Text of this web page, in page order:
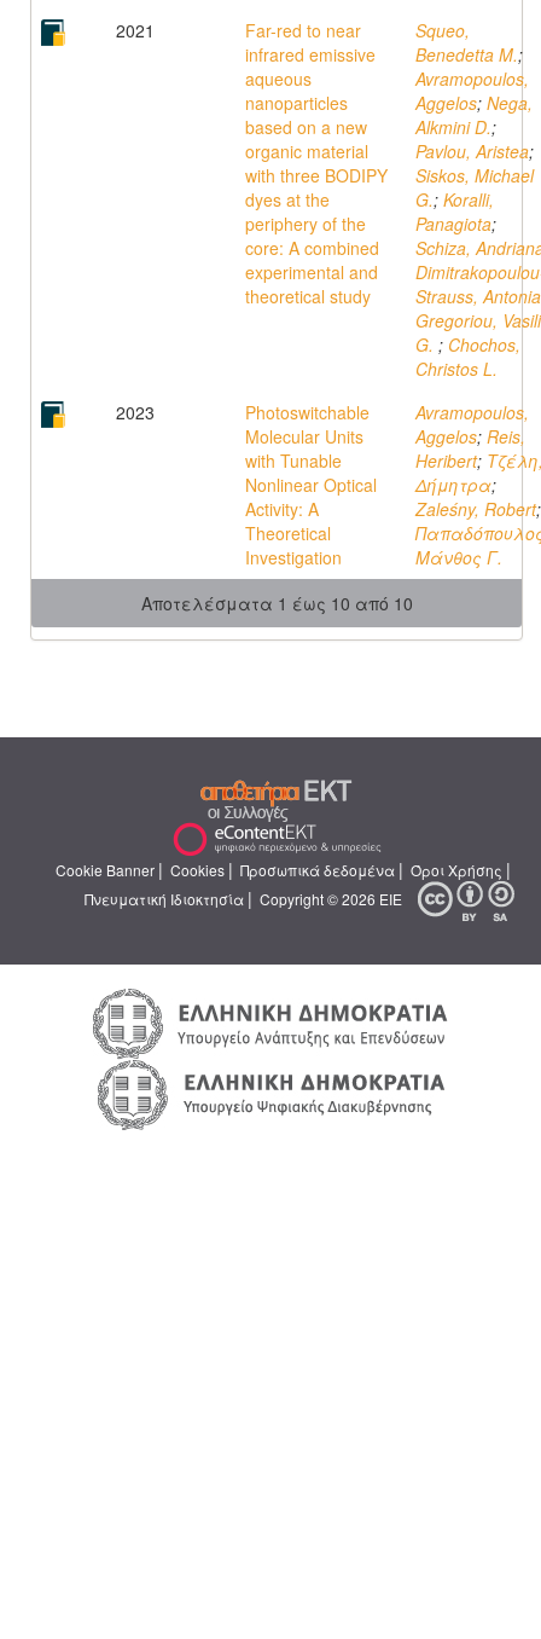
2021
Far-red to near
infrared emissive
aqueous
nanoparticles
based on a new
organic material
with three BODIPY
dyes at the
periphery of the
core: A combined
experimental and
theoretical study
Squeo,
Benedetta M.;
Avramopoulos,
Aggelos; Nega,
Alkmini D.;
Pavlou, Aristea;
Siskos, Michael
G.; Koralli,
Panagiota;
Schiza,
Strauss, Antonia
Gregoriou,
G. ; Chochos,
Christos L.
2023
Photoswitchable
Molecular Units
with Tunable
Nonlinear Optical
Activity: A
Theoretical
Investigation
Avramopoulos,
Aggelos; Reis,
Heribert;
Δήμητρα;
Zaleśny, Robert;
Μάνθος Γ.
Αποτελέσματα 1 έως 10 από 10
Cookie Banner | Cookies | Προσωπικά δεδομένα | Όροι Χρήσης |
Πνευματική Ιδιοκτησία | Copyright © 2026 ΕΙΕ